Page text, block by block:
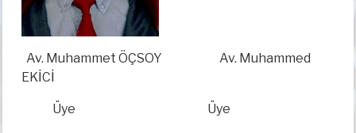
Av. Muhammet ÖÇSOY
Av. Muhammed
EKİCİ
Üye Üye